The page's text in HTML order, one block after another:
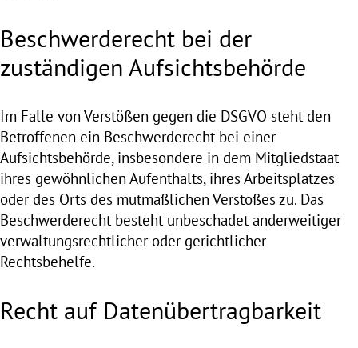
Beschwerde­recht bei der
zuständigen Aufsichts­behörde
Im Falle von Verstößen gegen die DSGVO steht den
Betroffenen ein Beschwerderecht bei einer
Aufsichtsbehörde, insbesondere in dem Mitgliedstaat
ihres gewöhnlichen Aufenthalts, ihres Arbeitsplatzes
oder des Orts des mutmaßlichen Verstoßes zu. Das
Beschwerderecht besteht unbeschadet anderweitiger
verwaltungsrechtlicher oder gerichtlicher
Rechtsbehelfe.
Recht auf Daten­übertrag­barkeit